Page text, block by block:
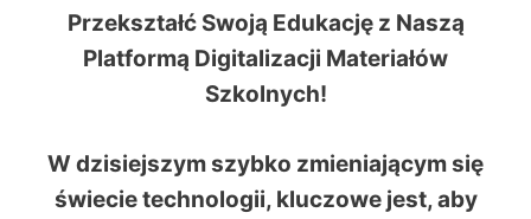
Przekształć Swoją Edukację z Naszą
Platformą Digitalizacji Materiałów
Szkolnych!
W dzisiejszym szybko zmieniającym się
świecie technologii, kluczowe jest, aby